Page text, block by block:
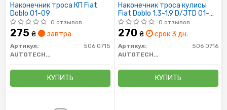
Наконечник троса КП Fiat
Doblo 01-09
0 отзывов
275 ₴ завтра
Артикул:
506 0715
AUTOTECHTEILE
КУПИТЬ
Наконечник троса кулисы
Fiat Doblo 1.3-1.9 D/JTD 01-
(большой)
0 отзывов
270 ₴ срок 3 дн.
Артикул:
506 0716
AUTOTECHTEILE
КУПИТЬ